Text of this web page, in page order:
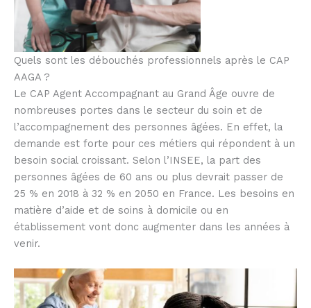
Quels sont les débouchés professionnels après le CAP
AAGA ?
Le CAP Agent Accompagnant au Grand Âge ouvre de
nombreuses portes dans le secteur du soin et de
l’accompagnement des personnes âgées. En effet, la
demande est forte pour ces métiers qui répondent à un
besoin social croissant. Selon l’INSEE, la part des
personnes âgées de 60 ans ou plus devrait passer de
25 % en 2018 à 32 % en 2050 en France. Les besoins en
matière d’aide et de soins à domicile ou en
établissement vont donc augmenter dans les années à
venir.